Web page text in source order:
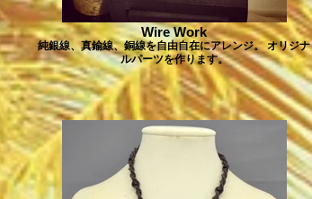
Wire Work
純銀線、真鍮線、銅線を自由自在にアレンジ。 オリジナ
ルパーツを作ります。